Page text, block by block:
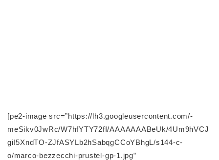
[pe2-image src=”https://lh3.googleusercontent.com/-
meSikv0JwRc/W7hfYTY72fI/AAAAAAABeUk/4Um9hVCJ
giI5XndTO-ZJfASYLb2hSabqgCCoYBhgL/s144-c-
o/marco-bezzecchi-prustel-gp-1.jpg”